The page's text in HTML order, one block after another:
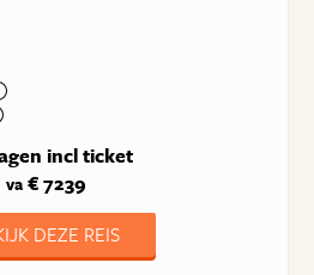
incl ticket
va€ 7239
DEZE REIS